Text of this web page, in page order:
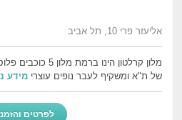
אליעזר פרי 10, תל אביב
מלון קרלטון הינו
של ת"א ומשקיף לעבר נופים עוצרימידע
לפרטים